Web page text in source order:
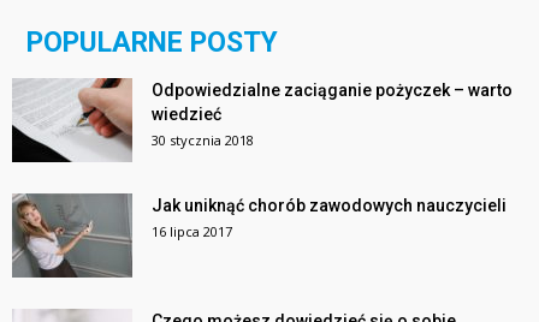
POPULARNE POSTY
Odpowiedzialne zaciąganie pożyczek – warto
wiedzieć
30 stycznia 2018
Jak uniknąć chorób zawodowych nauczycieli
16 lipca 2017